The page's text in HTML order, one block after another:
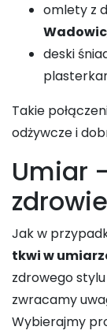
omlety z
Wadowic
deski
Takie
odżywcze i
Umiar
zdrowie
Jak w
tkwi w
zdrowego
zwracamy
Wybierajmy